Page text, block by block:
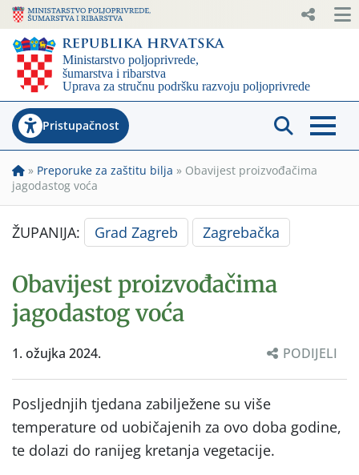
Pristupačnost
» Preporuke za zaštitu bilja » Obavijest proizvođačima
jagodastog voća
ŽUPANIJA: Grad Zagreb Zagrebačka
Obavijest proizvođačima
jagodastog voća
1. ožujka 2024. PODIJELI
Posljednjih tjedana zabilježene su više
temperature od uobičajenih za ovo doba godine,
te dolazi do ranijeg kretanja vegetacije.